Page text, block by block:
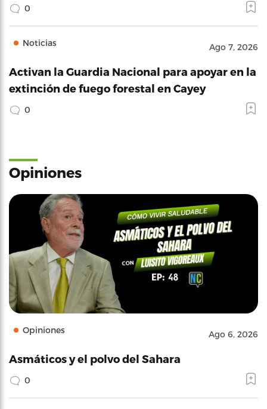
0
Noticias Ago 7, 2026
Activan la Guardia Nacional para apoyar en la
extinción de fuego forestal en Cayey
0
Opiniones
Opiniones Ago 6, 2026
Asmáticos y el polvo del Sahara
0